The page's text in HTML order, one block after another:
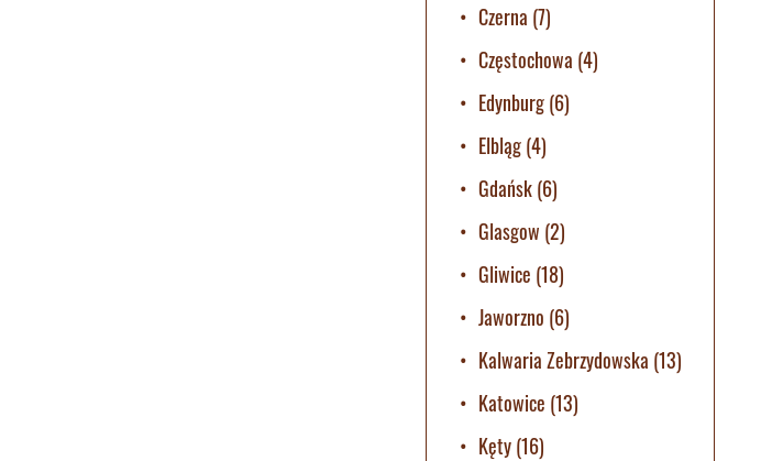
Czerna (7)
Częstochowa (4)
Edynburg(6)
Elbląg(4)
Gdańsk(6)
Glasgow (2)
Gliwice (18)
Jaworzno (6)
Kalwaria Zebrzydowska (13)
Katowice (13)
Kęty(16)